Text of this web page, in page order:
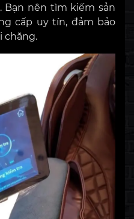
Bạn nên tìm kiếm sản
cấp uy tín, đảm bảo
chăng.